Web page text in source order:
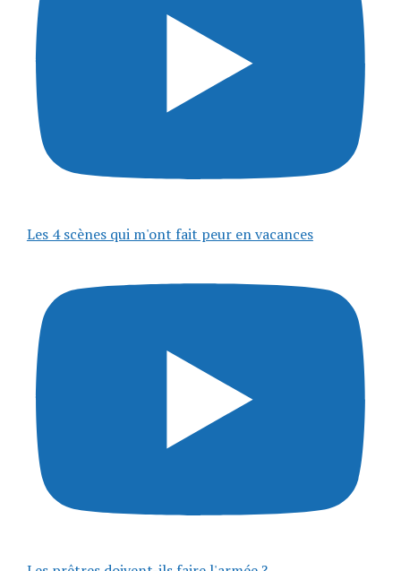
Les 4 scènes qui m'ont fait peur en vacances